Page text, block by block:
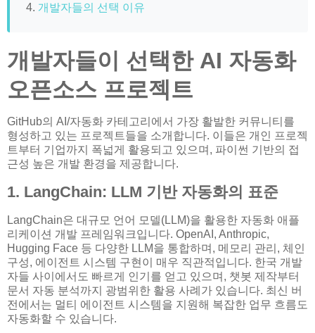
개발자들의 선택 이유
개발자들이 선택한 AI 자동화
오픈소스 프로젝트
GitHub의 AI/자동화 카테고리에서 가장 활발한 커뮤니티를
형성하고 있는 프로젝트들을 소개합니다. 이들은 개인 프로젝
트부터 기업까지 폭넓게 활용되고 있으며, 파이썬 기반의 접
근성 높은 개발 환경을 제공합니다.
1. LangChain: LLM 기반 자동화의 표준
LangChain은 대규모 언어 모델(LLM)을 활용한 자동화 애플
리케이션 개발 프레임워크입니다. OpenAI, Anthropic,
Hugging Face 등 다양한 LLM을 통합하며, 메모리 관리, 체인
구성, 에이전트 시스템 구현이 매우 직관적입니다. 한국 개발
자들 사이에서도 빠르게 인기를 얻고 있으며, 챗봇 제작부터
문서 자동 분석까지 광범위한 활용 사례가 있습니다. 최신 버
전에서는 멀티 에이전트 시스템을 지원해 복잡한 업무 흐름도
자동화할 수 있습니다.